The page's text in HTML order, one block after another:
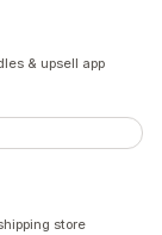
& upsell app
store